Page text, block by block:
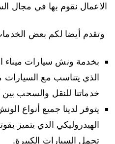
الاعمال نقوم بها في مجال
وتقدم أيضا لكم بعض
بخدمة ونش سيارات ميناء
الذي يتناسب مع السيارات
خدماتنا للنقل والسحب
يتوفر لدينا جميع أنواع
الهيدروليكي الذي يتميز
تحمل السيارات الكبيرة.